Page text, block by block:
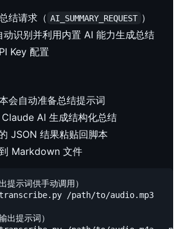
结请求（ AI_SUMMARY_REQUEST ）
识别并利用内置 AI 能力生成总结
Key 配置
会自动准备总结提示词
AI 生成结构化总结
JSON 结果粘贴回脚本
Markdown 文件
提示词供手动调用）
/path/to/audio.mp3
出提示词）